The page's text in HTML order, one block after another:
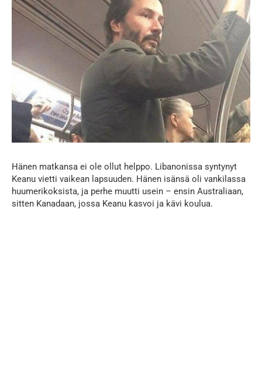
Hänen matkansa ei ole ollut helppo. Libanonissa syntynyt
Keanu vietti vaikean lapsuuden. Hänen isänsä oli vankilassa
huumerikoksista, ja perhe muutti usein – ensin Australiaan,
sitten Kanadaan, jossa Keanu kasvoi ja kävi koulua.